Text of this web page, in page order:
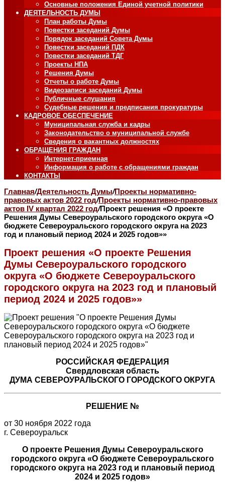
Основные положения Единой учетной политики
ДЕЯТЕЛЬНОСТЬ ДУМЫ
План работы Думы
Повестки заседаний Думы
Порядок заседаний Совета Думы
Повестки заседаний ПДК
Повестки заседаний ТДГ
Проекты НПА
Решения Думы
Отчеты о работе Думы
Видеозаписи заседаний Думы
Публичные слушания
Судебные решения и предписания прокуратуры
КАДРОВОЕ ОБЕСПЕЧЕНИЕ
Муниципальная служба и кадры
Законодательство о муниципальной службе
Сведения о вакантных должностях
ОБРАЩЕНИЯ ГРАЖДАН
Интернет-приемная
Информация о работе с обращениями граждан
КОНТАКТЫ
Главная/Деятельность Думы/Проекты нормативно-
правовых актов 2022 год/Проекты нормативно-правовых
актов IV квартал 2022 год/Проект решения «О проекте
Решения Думы Североуральского городского округа «О
бюджете Североуральского городского округа на 2023
год и плановый период 2024 и 2025 годов»»
Проект решения «О проекте Решения
Думы Североуральского городского
округа «О бюджете Североуральского
городского округа на 2023 год и плановый
период 2024 и 2025 годов»»
РОССИЙСКАЯ ФЕДЕРАЦИЯ
Свердловская область
ДУМА СЕВЕРОУРАЛЬСКОГО ГОРОДСКОГО ОКРУГА
РЕШЕНИЕ №
от 30 ноября 2022 года
г. Североуральск
О проекте Решения Думы Североуральского
городского округа «О бюджете Североуральского
городского округа на 2023 год и плановый период
2024 и 2025 годов»